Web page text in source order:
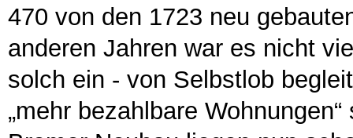
470 von den 1723 neu
anderen Jahren war es nicht
solch ein - von Selbstlob
„mehr bezahlbare